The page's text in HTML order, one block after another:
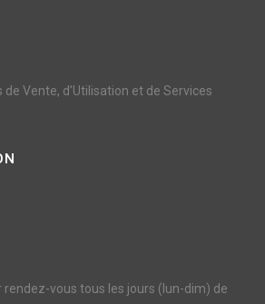
Vente, d’Utilisation et de Services
rendez-vous tous les jours (lun-dim) de